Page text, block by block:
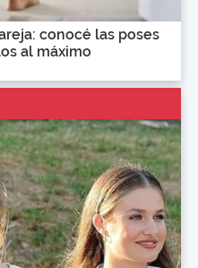
conocé las poses
al máximo